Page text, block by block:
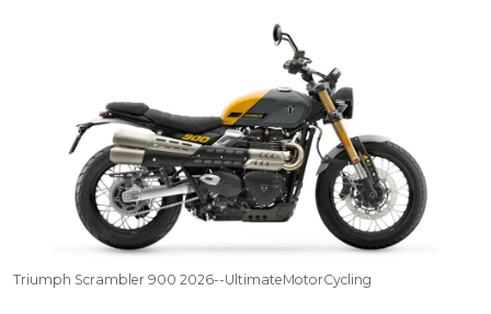
Triumph Scrambler 900 2026--UltimateMotorCycling